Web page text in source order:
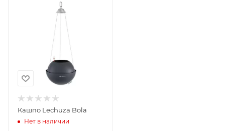
Кашпо Lechuza Bola
Нет в наличии